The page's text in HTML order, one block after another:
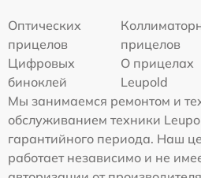
Оптических
прицелов
прицелов
Цифровых
биноклей
О прицелах
Leupold
Мы занимаемся ремонтом и
обслуживанием техники
гарантийного периода. Наш
работает независимо и не